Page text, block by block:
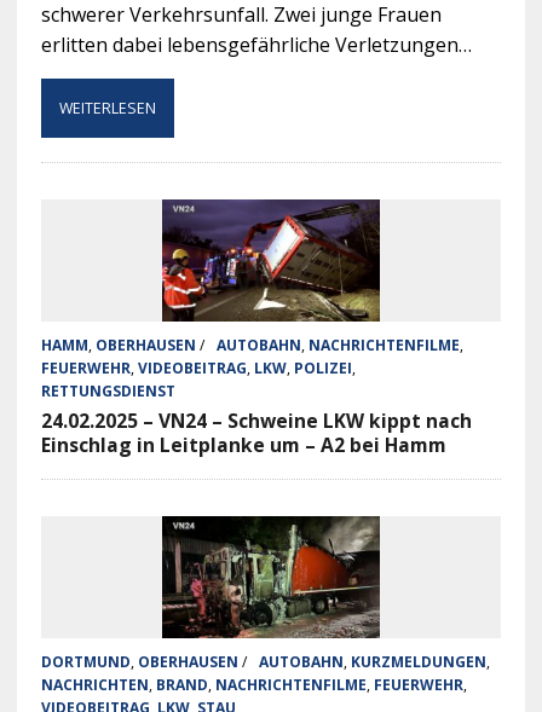
schwerer Verkehrsunfall. Zwei junge Frauen
erlitten dabei lebensgefährliche Verletzungen…
WEITERLESEN
HAMM, OBERHAUSEN / AUTOBAHN, NACHRICHTENFILME,
FEUERWEHR,VIDEOBEITRAG, LKW, POLIZEI,
RETTUNGSDIENST
24.02.2025 – VN24 – Schweine LKW kippt nach
Einschlag in Leitplanke um – A2 bei Hamm
DORTMUND, OBERHAUSEN / AUTOBAHN, KURZMELDUNGEN,
NACHRICHTEN, BRAND, NACHRICHTENFILME, FEUERWEHR,